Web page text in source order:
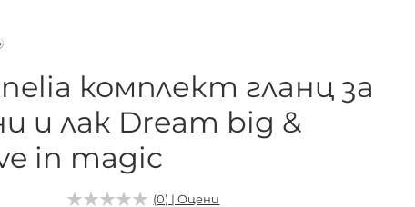
комплект гланц за
и лак Dream big &
in magic
(0) | Оцени